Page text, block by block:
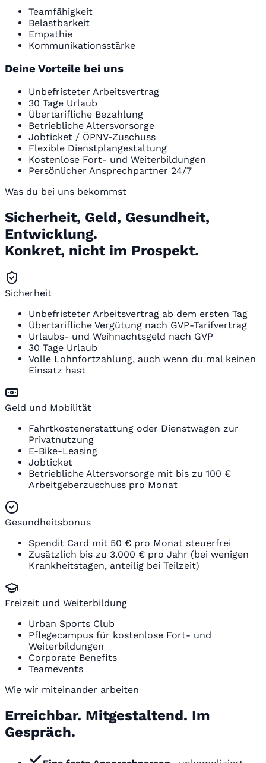
Teamfähigkeit
Belastbarkeit
Empathie
Kommunikationsstärke
Deine Vorteile bei uns
Unbefristeter Arbeitsvertrag
30 Tage Urlaub
Übertarifliche Bezahlung
Betriebliche Altersvorsorge
Jobticket / ÖPNV-Zuschuss
Flexible Dienstplangestaltung
Kostenlose Fort- und Weiterbildungen
Persönlicher Ansprechpartner 24/7
Was du bei uns bekommst
Sicherheit, Geld, Gesundheit,
Entwicklung.
Konkret, nicht im Prospekt.
Sicherheit
Unbefristeter Arbeitsvertrag ab dem ersten Tag
Übertarifliche Vergütung nach GVP-Tarifvertrag
Urlaubs- und Weihnachtsgeld nach GVP
30 Tage Urlaub
Volle Lohnfortzahlung, auch wenn du mal keinen
Einsatz hast
Geld und Mobilität
Fahrtkostenerstattung oder Dienstwagen zur
Privatnutzung
E-Bike-Leasing
Jobticket
Betriebliche Altersvorsorge mit bis zu 100 €
Arbeitgeberzuschuss pro Monat
Gesundheitsbonus
Spendit Card mit 50 € pro Monat steuerfrei
Zusätzlich bis zu 3.000 € pro Jahr (bei wenigen
Krankheitstagen, anteilig bei Teilzeit)
Freizeit und Weiterbildung
Urban Sports Club
Pflegecampus für kostenlose Fort- und
Weiterbildungen
Corporate Benefits
Teamevents
Wie wir miteinander arbeiten
Erreichbar. Mitgestaltend. Im
Gespräch.